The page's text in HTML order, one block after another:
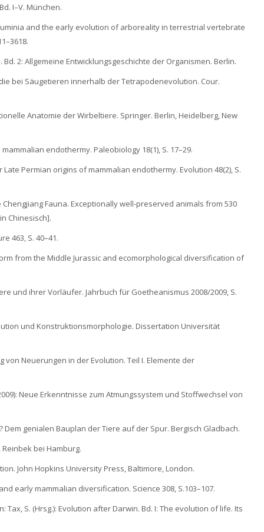
I–V. München.
and the early evolution of arboreality in terrestrial vertebrate
2: Allgemeine Entwicklungsgeschichte der Organismen. Berlin.
bei Säugetieren innerhalb der Tetrapodenevolution. Cour.
Anatomie der Wirbeltiere. Springer. Berlin, Heidelberg, New
endothermy. Paleobiology 18(1), S. 17–29.
Permian origins of mammalian endothermy. Evolution 48(2), S.
Chengjiang Fauna. Exceptionally well-preserved animals from 530
Chinesisch].
463, S. 40–41.
from the Middle Jurassic and ecomorphological diversification of
und ihrer Vorläufer. Jahrbuch für Goetheanismus 2008/2009, S.
und Konstruktionsmorphologie. Dissertation Universität
von Neuerungen in der Evolution. Teil I. Elemente der
Neue Erkenntnisse zum Atmungssystem und Stoffwechsel von
Dem genialen Bauplan der Tiere auf der Spur. Bergisch Gladbach.
Reinbek bei Hamburg.
John Hopkins University Press, Baltimore, London.
early mammalian diversification. Science 308, S.103–107.
S. (Hrsg.): Evolution after Darwin. Bd. I: The evolution of life. Its